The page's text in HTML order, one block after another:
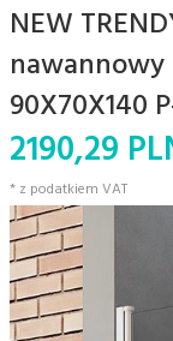
NEW
nawannowy
90X70X140
2190,29
* z podatkiem VAT